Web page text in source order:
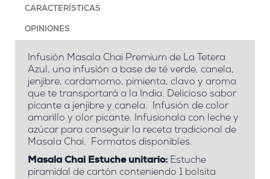
CARACTERÍSTICAS
OPINIONES
Infusión Masala Chai Premium de La Tetera
Azul, una infusión a base de té verde, canela,
jenjibre, cardamomo, pimienta, clavo y aroma
que te transportará a la India. Delicioso sabor
picante a jenjibre y canela. Infusión de color
amarillo y olor picante. Infusionala con leche y
azúcar para conseguir la receta tradicional de
Masala Chai. Formatos disponibles.
Masala Chai Estuche unitario: Estuche
piramidal de cartón conteniendo 1 bolsita